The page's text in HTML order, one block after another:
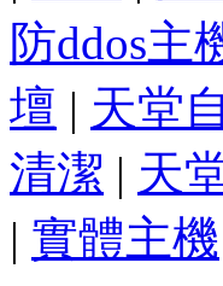
防ddos主
壇 | 天堂
清潔 | 天
| 實體主機